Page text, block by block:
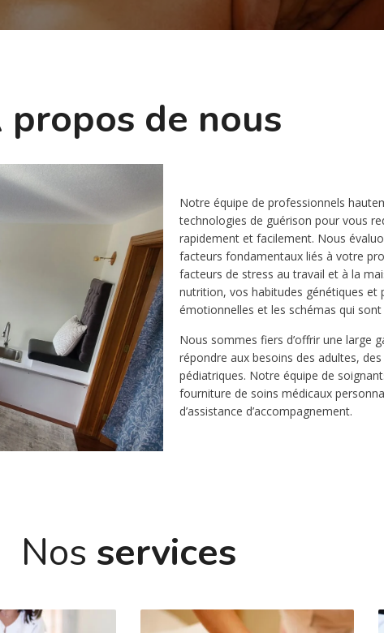
propos de nous
Notre équipe de professionnels
technologies de guérison pour vous
rapidement et facilement. Nous
facteurs fondamentaux liés à votre
facteurs de stress au travail et à la
nutrition, vos habitudes génétiques et
émotionnelles et les schémas qui
Nous sommes fiers d’offrir une large
répondre aux besoins des adultes,
pédiatriques. Notre équipe de
fourniture de soins médicaux
d’assistance d’accompagnement.
Nos services